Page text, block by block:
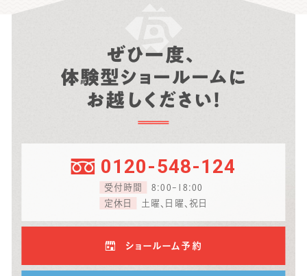
ぜひ一度、
体験型ショールームに
お越しください！
0120-548-124
受付時間
8:00-18:00
定休日
土曜、日曜、祝日
ショールーム予約